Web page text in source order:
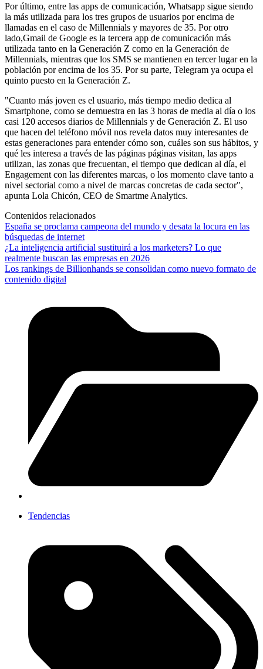
Por último, entre las apps de comunicación, Whatsapp sigue siendo
la más utilizada para los tres grupos de usuarios por encima de
llamadas en el caso de Millennials y mayores de 35. Por otro
lado,Gmail de Google es la tercera app de comunicación más
utilizada tanto en la Generación Z como en la Generación de
Millennials, mientras que los SMS se mantienen en tercer lugar en la
población por encima de los 35. Por su parte, Telegram ya ocupa el
quinto puesto en la Generación Z.
"Cuanto más joven es el usuario, más tiempo medio dedica al
Smartphone, como se demuestra en las 3 horas de media al día o los
casi 120 accesos diarios de Millennials y de Generación Z. El uso
que hacen del teléfono móvil nos revela datos muy interesantes de
estas generaciones para entender cómo son, cuáles son sus hábitos, y
qué les interesa a través de las páginas páginas visitan, las apps
utilizan, las zonas que frecuentan, el tiempo que dedican al día, el
Engagement con las diferentes marcas, o los momento clave tanto a
nivel sectorial como a nivel de marcas concretas de cada sector",
apunta Lola Chicón, CEO de Smartme Analytics.
Contenidos relacionados
España se proclama campeona del mundo y desata la locura en las
búsquedas de internet
¿La inteligencia artificial sustituirá a los marketers? Lo que
realmente buscan las empresas en 2026
Los rankings de Billionhands se consolidan como nuevo formato de
contenido digital
Tendencias